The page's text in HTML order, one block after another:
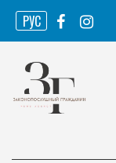
Skip
content
РУС